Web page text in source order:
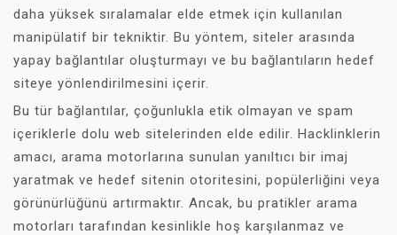
daha yüksek sıralamalar elde etmek için kullanılan
manipülatif bir tekniktir. Bu yöntem, siteler arasında
yapay bağlantılar oluşturmayı ve bu bağlantıların hedef
siteye yönlendirilmesini içerir.
Bu tür bağlantılar, çoğunlukla etik olmayan ve spam
içeriklerle dolu web sitelerinden elde edilir. Hacklinklerin
amacı, arama motorlarına sunulan yanıltıcı bir imaj
yaratmak ve hedef sitenin otoritesini, popülerliğini veya
görünürlüğünü artırmaktır. Ancak, bu pratikler arama
motorları tarafından kesinlikle hoş karşılanmaz ve